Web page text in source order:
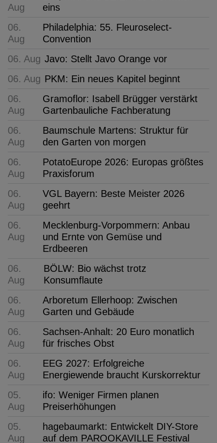
Aug
eins
06.
Aug
Philadelphia: 55. Fleuroselect-
Convention
06. Aug Javo: Stellt Javo Orange vor
06. Aug PKM: Ein neues Kapitel beginnt
06.
Aug
Gramoflor: Isabell Brügger verstärkt
Gartenbauliche Fachberatung
06.
Aug
Baumschule Martens: Struktur für
den Garten von morgen
06.
Aug
PotatoEurope 2026: Europas größtes
Praxisforum
06.
Aug
VGL Bayern: Beste Meister 2026
geehrt
06.
Aug
Mecklenburg-Vorpommern: Anbau
und Ernte von Gemüse und
Erdbeeren
06.
Aug
BÖLW: Bio wächst trotz
Konsumflaute
06.
Aug
Arboretum Ellerhoop: Zwischen
Garten und Gebäude
06.
Aug
Sachsen-Anhalt: 20 Euro monatlich
für frisches Obst
06.
Aug
EEG 2027: Erfolgreiche
Energiewende braucht Kurskorrektur
05.
Aug
ifo: Weniger Firmen planen
Preiserhöhungen
05.
Aug
hagebaumarkt: Entwickelt DIY-Store
auf dem PAROOKAVILLE Festival